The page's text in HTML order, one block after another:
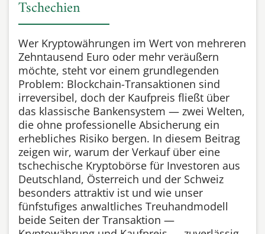
Tschechien
Wer Kryptowährungen im Wert von mehreren
Zehntausend Euro oder mehr veräußern
möchte, steht vor einem grundlegenden
Problem: Blockchain-Transaktionen sind
irreversibel, doch der Kaufpreis fließt über
das klassische Bankensystem — zwei Welten,
die ohne professionelle Absicherung ein
erhebliches Risiko bergen. In diesem Beitrag
zeigen wir, warum der Verkauf über eine
tschechische Kryptobörse für Investoren aus
Deutschland, Österreich und der Schweiz
besonders attraktiv ist und wie unser
fünfstufiges anwaltliches Treuhandmodell
beide Seiten der Transaktion —